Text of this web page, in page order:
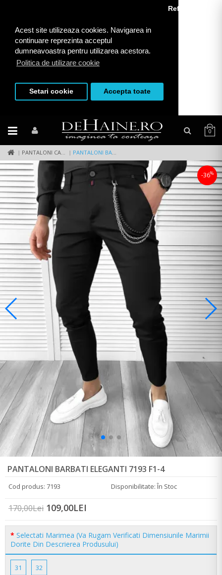
Acest site utilizeaza cookies. Navigarea in
continuare reprezinta acceptul
dumneavoastra pentru utilizarea acestora.
Politica de utilizare cookie
Refuza toate
Setari cookie Accepta toate
0
PANTALONI CASUAL PANTALONI BARBATI ELEGANTI 7193 F1-4
-36%
PANTALONI BARBATI ELEGANTI 7193 F1-4
Cod produs: 7193 Disponibilitate: În Stoc
170,00Lei 109,00LEI
Selectati Marimea (Va Rugam Verificati Dimensiunile Marimii
Dorite Din Descrierea Produsului)
31 32